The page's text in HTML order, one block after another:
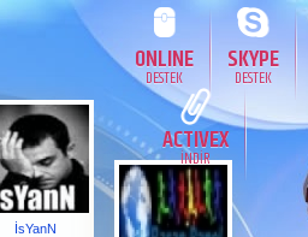
ONLINE
DESTEK
SKYPE
DESTEK
ACTIVEX
İNDİR
İsYanN